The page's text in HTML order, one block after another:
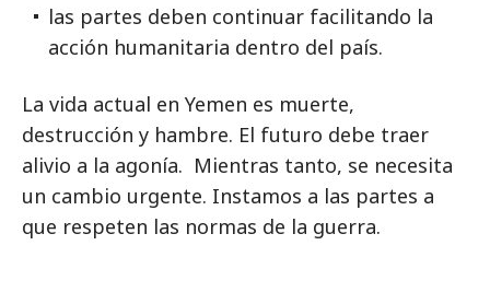
las partes deben continuar facilitando la
acción humanitaria dentro del país.
La vida actual en Yemen es muerte,
destrucción y hambre. El futuro debe traer
alivio a la agonía. Mientras tanto, se necesita
un cambio urgente. Instamos a las partes a
que respeten las normas de la guerra.